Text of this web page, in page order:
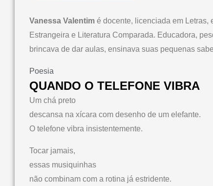
Vanessa Valentim é docente, licenciada em Letras,
Estrangeira e Literatura Comparada. Educadora,
brincava de dar aulas, ensinava suas pequenas
Poesia
QUANDO O TELEFONE VIBRA
Um chá preto
descansa na xícara com desenho de um elefante.
O telefone vibra insistentemente.
Tocar jamais,
essas musiquinhas
não combinam com a rotina já estridente.